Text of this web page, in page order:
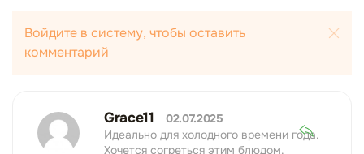
Войдите в систему, чтобы оставить
комментарий
Grace11
02.07.2025
Идеально для холодного времени года.
Хочется согреться этим блюдом.